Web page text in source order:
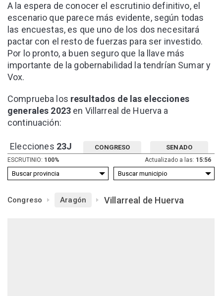
A la espera de conocer el escrutinio definitivo, el
escenario que parece más evidente, según todas
las encuestas, es que uno de los dos necesitará
pactar con el resto de fuerzas para ser investido.
Por lo pronto, a buen seguro que la llave más
importante de la gobernabilidad la tendrían Sumar y
Vox.
Comprueba los resultados de las elecciones
generales 2023 en Villarreal de Huerva a
continuación:
Elecciones 23J CONGRESO SENADO
ESCRUTINIO: 100% Actualizado a las: 15:56
Congreso Aragón Villarreal de Huerva